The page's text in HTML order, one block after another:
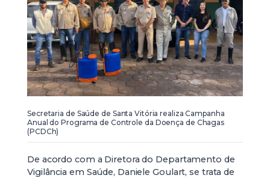
Secretaria de Saúde de Santa Vitória realiza Campanha
Anual do Programa de Controle da Doença de Chagas
(PCDCh)
De acordo com a Diretora do Departamento de
Vigilância em Saúde, Daniele Goulart, se trata de